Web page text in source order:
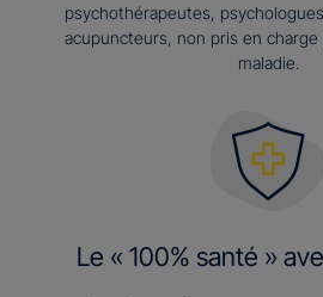
psychothérapeutes,
acupuncteurs, non pris en
maladie.
Le « 100% santé »